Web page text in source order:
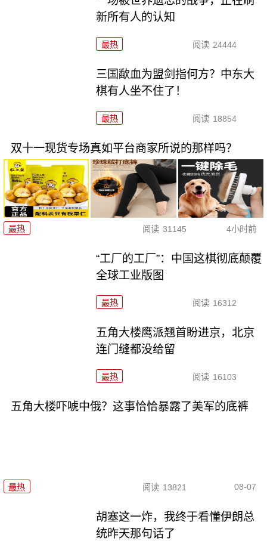
新所有人的认知
最热 阅读 24444
三国歃血为盟剑指何方？中东大
棋有人坐不住了！
最热 阅读 18854
双十一现货专场真如平台商家所说的那样吗？
最热 阅读 31145 4小时前
“工厂的工厂”：中国这棋彻底颠覆
全球工业版图
最热 阅读 16312
五角大楼鹰派翘首盼进京，北京
连门缝都没给留
最热 阅读 16103
五角大楼吓唬中俄？这事恰恰暴露了美军的底裤
最热 阅读 13821 08-07
胡塞这一炸，我终于看懂伊朗总
统昨天那句话了